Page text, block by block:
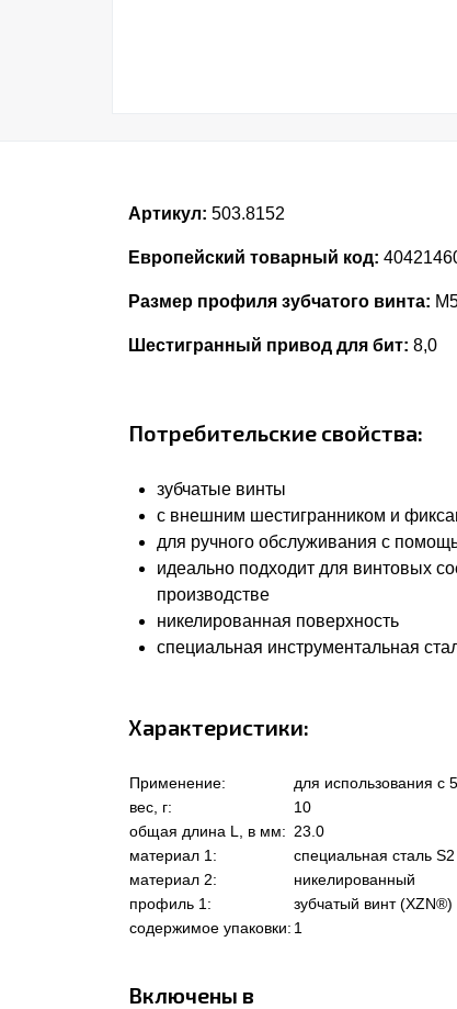
Артикул: 503.8152
Европейский товарный код:
Размер профиля зубчатого винта:
Шестигранный привод для бит: 8,0
Потребительские свойства:
зубчатые винты
с внешним шестигранником и
для ручного обслуживания с
идеально подходит для винтовых
производстве
никелированная поверхность
специальная инструментальная
Характеристики:
Применение:
для использования с
вес, г:
10
общая длина L, в мм: 23.0
материал 1:
специальная сталь S2
материал 2:
никелированный
профиль 1:
зубчатый винт (XZN®)
содержимое упаковки: 1
Включены в